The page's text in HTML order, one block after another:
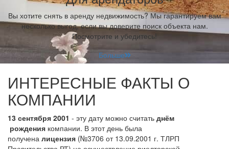
Вы хотите снять в аренду недвижимость? Мы гарантируем вам
несколько выгод, если вы доверите поиск объекта нам.
Посмотрите и убедитесь!
Больше
ИНТЕРЕСНЫЕ ФАКТЫ О
КОМПАНИИ
13 сентября 2001 - эту дату можно считать днём
рождения компании. В этот день была
получена лицензия (№3706 от 13.09.2001 г. ТЛРП